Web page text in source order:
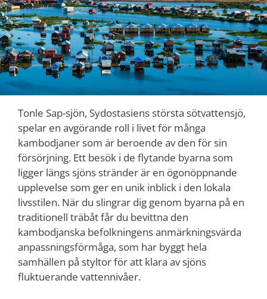
Tonle Sap-sjön, Sydostasiens största sötvattensjö,
spelar en avgörande roll i livet för många
kambodjaner som är beroende av den för sin
försörjning. Ett besök i de flytande byarna som
ligger längs sjöns stränder är en ögonöppnande
upplevelse som ger en unik inblick i den lokala
livsstilen. När du slingrar dig genom byarna på en
traditionell träbåt får du bevittna den
kambodjanska befolkningens anmärkningsvärda
anpassningsförmåga, som har byggt hela
samhällen på styltor för att klara av sjöns
fluktuerande vattennivåer.